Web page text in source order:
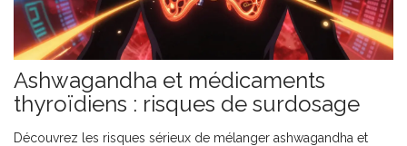
Ashwagandha et médicaments
thyroïdiens : risques de surdosage
Découvrez les risques sérieux de mélanger ashwagandha et